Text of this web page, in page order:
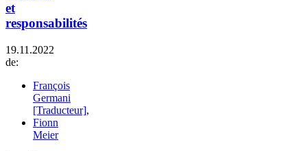
et
responsabilités
19.11.2022
de:
François
Germani
[Traducteur],
Fionn
Meier